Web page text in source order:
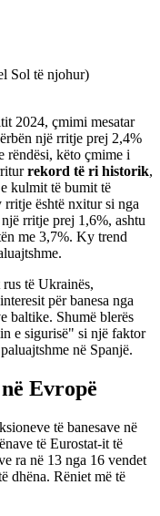
Sol të njohur)
2024, çmimi mesatar
një rritje prej 2,4%
rëndësi, këto çmime i
rekord të ri historik,
kulmit të bumit të
rritje është nxitur si nga
rritje prej 1,6%, ashtu
me 3,7%. Ky trend
të Ukrainës,
për banesa nga
baltike. Shumë blerës
e sigurisë" si një faktor
në Spanjë.
Evropë
të banesave në
të Eurostat-it të
ra në 13 nga 16 vendet
dhëna. Rëniet më të